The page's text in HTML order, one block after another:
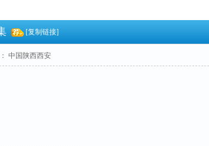
[复制链接]
中国陕西西安